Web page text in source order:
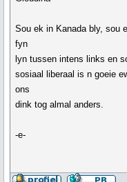
Sou ek in Kanada bly, sou
fyn
lyn tussen intens links en
sosiaal liberaal is n goeie
ons
dink tog almal anders.
-e-